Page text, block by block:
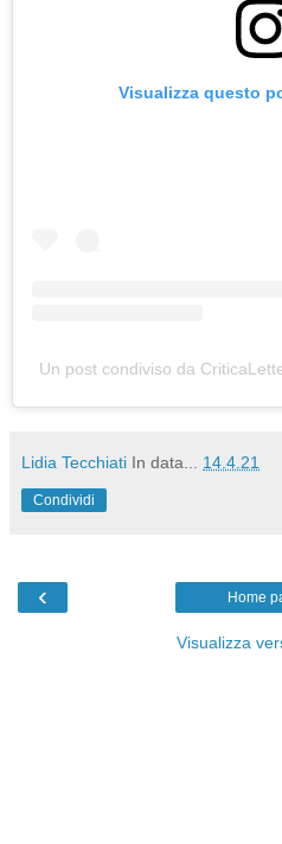
Visualizza questo
Un post condiviso da
Lidia Tecchiati In data... 14.4.21
Condividi
‹ Home
Visualizza